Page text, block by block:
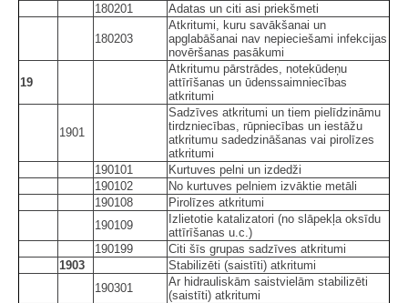
180201
Adatas un citi asi priekšmeti
180203
Atkritumi, kuru savākšanai un
apglabāšanai nav nepieciešami infekcijas
novēršanas pasākumi
19
Atkritumu pārstrādes, notekūdeņu
attīrīšanas un ūdenssaimniecības
atkritumi
1901
Sadzīves atkritumi un tiem pielīdzināmu
tirdzniecības, rūpniecības un iestāžu
atkritumu sadedzināšanas vai pirolīzes
atkritumi
190101
Kurtuves pelni un izdedži
190102
No kurtuves pelniem izvāktie metāli
190108
Pirolīzes atkritumi
190109
Izlietotie katalizatori (no slāpekļa oksīdu
attīrīšanas u.c.)
190199
Citi šīs grupas sadzīves atkritumi
1903
Stabilizēti (saistīti) atkritumi
190301
Ar hidrauliskām saistvielām stabilizēti
(saistīti) atkritumi